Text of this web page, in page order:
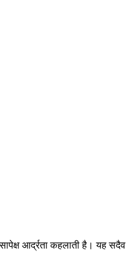
आर्द्रता कहलाती है। यह सदैव